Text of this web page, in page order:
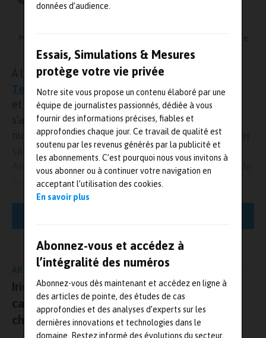
données d’audience.
Essais, Simulations & Mesures
protège votre vie privée
Notre site vous propose un contenu élaboré par une
équipe de journalistes passionnés, dédiée à vous
fournir des informations précises, fiables et
approfondies chaque jour. Ce travail de qualité est
soutenu par les revenus générés par la publicité et
les abonnements. C’est pourquoi nous vous invitons à
vous abonner ou à continuer votre navigation en
acceptant l’utilisation des cookies.
En savoir plus
Abonnez-vous et accédez à
l’intégralité des numéros
Abonnez-vous dès maintenant et accédez en ligne à
des articles de pointe, des études de cas
approfondies et des analyses d’experts sur les
dernières innovations et technologies dans le
domaine. Restez informé des évolutions du secteur,
identique à la réalité
À l’occasion du salon SIAEdu Bourget,
Technik, spécialiste en maintenance, réparation
et opération (MRO) aéronautique, a annoncé
s’appuyer sur les logiciels de simulation
numérique d’Ansys. Objectif ? Concevoir et valider
sa technologie de revêtement biomimétique
AeroSHARK ; celle-ci imite la surface de la peau de
requin afin d’optimiser l’aérodynamique des
avionset ainsi réduire la consommation de
Développé avec BASF,AeroSHARKest un film de surface
composé de « riblets », des nervures microscopiques semblables à
celles de la peau de requin. Celles-ci permettent de réduire la
traînée de frottement tout en augmentant la flottabilité. Les
ingénieurs de Lufthansa Technik s’appuient donc sur les solutions
de simulation de la dynamique des fluides numérique (
calcul haute performance (HPC) d’Ansys afin d’analyser les
phénomènes d’écoulement et de turbulence autour des riblets et
ARTICLE PRÉCÉDENT
Iridesense lance le premier capteur 3D
capable d’analyser à distance la nature
chimique des éléments